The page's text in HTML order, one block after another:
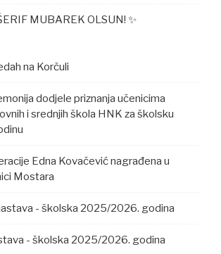
MUBAREK OLSUN! ✨
na Korčuli
dodjele priznanja učenicima
i srednjih škola HNK za školsku
Edna Kovačević nagrađena u
Mostara
- školska 2025/2026. godina
- školska 2025/2026. godina